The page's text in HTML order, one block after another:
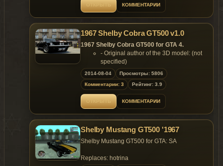
----
contact me
insta : mrfive_1995
fb: Amin Mrfive
КОММЕНТАРИИ
1967 Shelby Cobra GT500 v1.0
1967 Shelby Cobra GT500 for GTA 4.
- Original author of the 3D model: (not
specified)
- Converted to GTA 4 by: louping0
Features:
- Model support all features of the
game.
Replaces: any car
2014-08-04
Просмотры: 5806
Комментарии: 3
Рейтинг: 3.9
КОММЕНТАРИИ
Shelby Mustang GT500 '1967
Shelby Mustang GT500 for GTA: SA
Replaces: hotrina